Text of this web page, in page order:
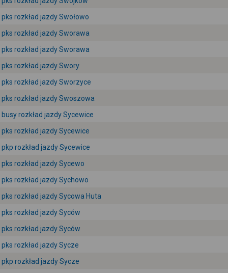
pks rozkład jazdy Swołowo
pks rozkład jazdy Sworawa
pks rozkład jazdy Sworawa
pks rozkład jazdy Swory
pks rozkład jazdy Sworzyce
pks rozkład jazdy Swoszowa
busy rozkład jazdy Sycewice
pks rozkład jazdy Sycewice
pkp rozkład jazdy Sycewice
pks rozkład jazdy Sycewo
pks rozkład jazdy Sychowo
pks rozkład jazdy Sycowa Huta
pks rozkład jazdy Syców
pks rozkład jazdy Syców
pks rozkład jazdy Sycze
pkp rozkład jazdy Sycze